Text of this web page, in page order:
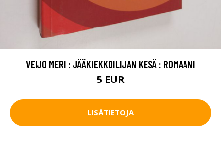
VEIJO MERI : JÄÄKIEKKOILIJAN KESÄ : ROMAANI
5 EUR
LISÄTIETOJA